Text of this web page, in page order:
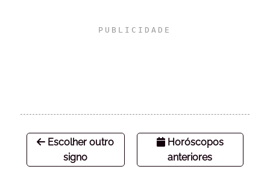
Escolher outro
signo
Horóscopos
anteriores